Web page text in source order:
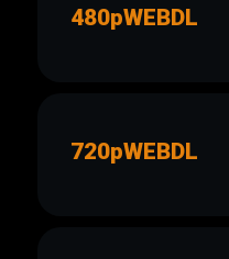
480pWEBDL
720pWEBDL